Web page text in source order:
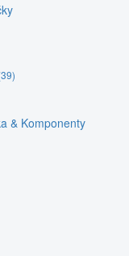
& Komponenty